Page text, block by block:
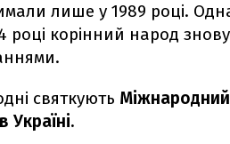
лише у 1989 році.
році корінний народ
святкують Міжнародний
Україні.